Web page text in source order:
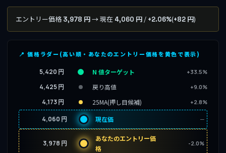
エントリー価格 3,978 円→ 現在 4,060 円 / +2.06%(+82 円)
📍 価格ラダー(高い順・あなたのエントリー価格を黄色で表示)
5,420 円 N 値ターゲット +33.5%
4,425 円 戻り高値 +9.0%
4,173 円 25MA(押し目候補) +2.8%
4,060 円 現在価 ─
3,978 円
あなたのエントリー価
格
-2.0%